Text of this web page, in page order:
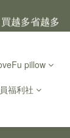
越多省越多
祝福
pillow
福利社